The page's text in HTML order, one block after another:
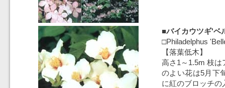
■バイカウツギ'
□Philadelphus
【落葉低木】
高さ1～1.5m 枝は
のよい花は5月下
に紅のブロッチの